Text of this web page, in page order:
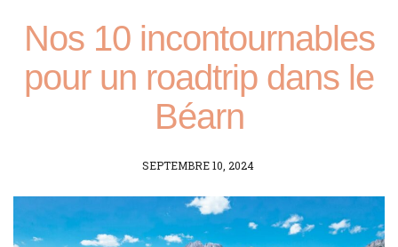
Nos 10 incontournables
pour un roadtrip dans le
Béarn
POSTED
SEPTEMBRE 10, 2024